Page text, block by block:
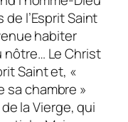
l’Esprit Saint
habiter
nôtre… Le Christ
Saint et, «
sa chambre »
la Vierge, qui